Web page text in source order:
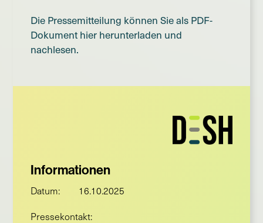
Die Pressemitteilung können Sie als PDF-
Dokument hier herunterladen und
nachlesen.
Informationen
Datum: 16.10.2025
Pressekontakt: